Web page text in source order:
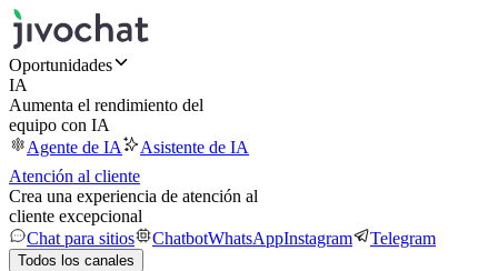
Oportunidades
IA
Aumenta el rendimiento del
equipo con IA
Agente de IA
Asistente de IA
Atención al cliente
Crea una experiencia de atención al
cliente excepcional
Chat para sitios
ChatbotWhatsAppInstagram Telegram
Todos los canales